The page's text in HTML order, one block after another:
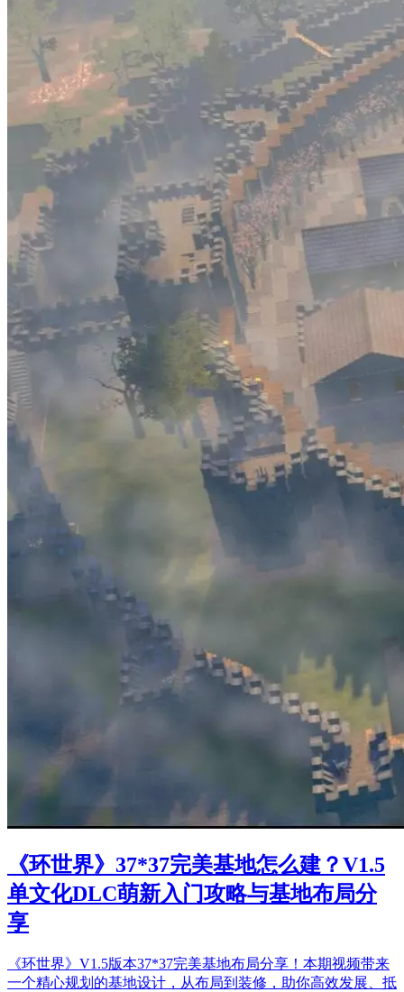
《环世界》37*37完美基地怎么建？V1.5
单文化DLC萌新入门攻略与基地布局分
享
《环世界》V1.5版本37*37完美基地布局分享！本期视频带来
一个精心规划的基地设计，从布局到装修，助你高效发展、抵